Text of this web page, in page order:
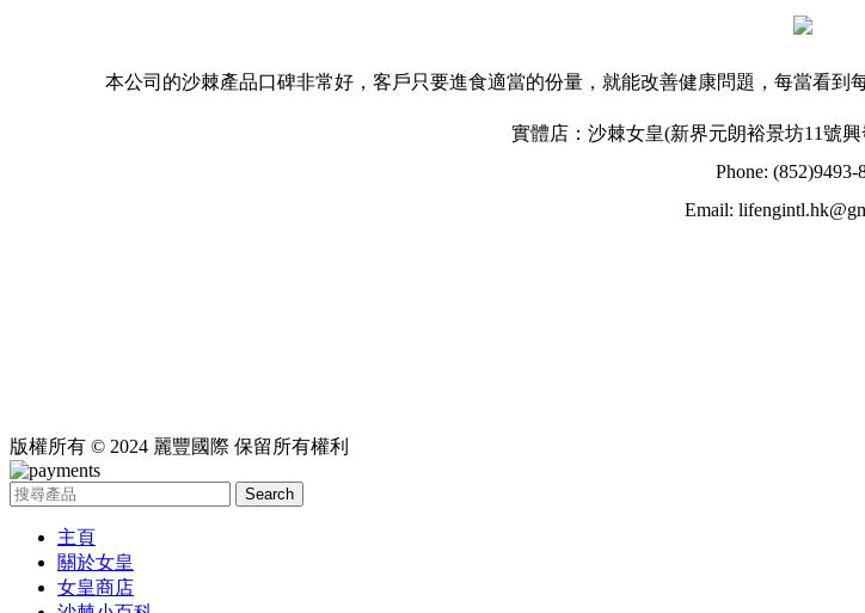
本公司的沙棘產品口碑非常好，客戶只要進食適當的份量，就能改善健康問題，每當看到
實體店：沙棘女皇(新界元朗裕景坊11號
Phone: (852)9493-
Email:
版權所有 © 2024 麗豐國際 保留所有權利
Search
主頁
關於女皇
女皇商店